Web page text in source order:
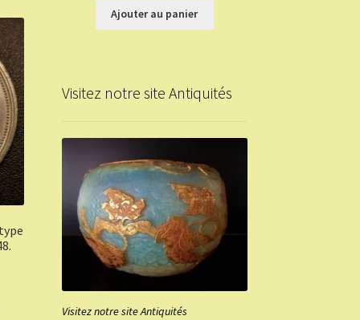
Ajouter au panier
Visitez notre site Antiquités
Visitez notre site Antiquités